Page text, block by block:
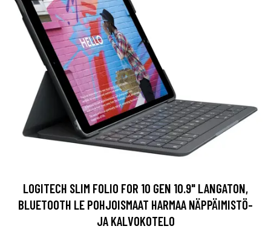
LOGITECH SLIM FOLIO FOR 10 GEN 10.9" LANGATON,
BLUETOOTH LE POHJOISMAAT HARMAA NÄPPÄIMISTÖ-
JA KALVOKOTELO